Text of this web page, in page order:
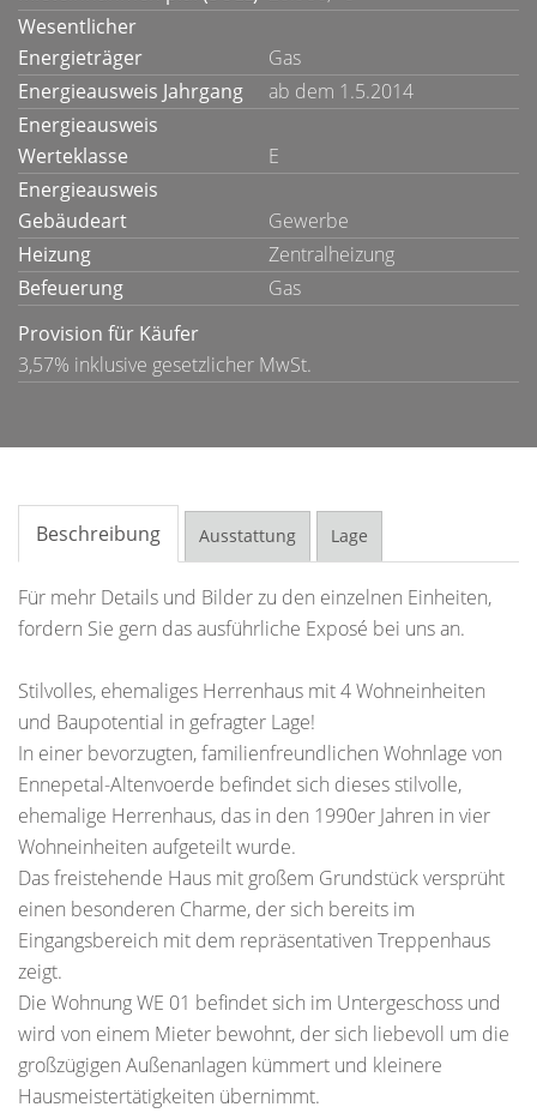
Wesentlicher
Energieträger
Gas
Energieausweis Jahrgang
ab dem 1.5.2014
Energieausweis
Werteklasse
E
Energieausweis
Gebäudeart
Gewerbe
Heizung
Zentralheizung
Befeuerung
Gas
Provision für Käufer
3,57% inklusive gesetzlicher MwSt.
Beschreibung Ausstattung Lage
Für mehr Details und Bilder zu den einzelnen Einheiten,
fordern Sie gern das ausführliche Exposé bei uns an.
Stilvolles, ehemaliges Herrenhaus mit 4 Wohneinheiten
und Baupotential in gefragter Lage!
In einer bevorzugten, familienfreundlichen Wohnlage von
Ennepetal-Altenvoerde befindet sich dieses stilvolle,
ehemalige Herrenhaus, das in den 1990er Jahren in vier
Wohneinheiten aufgeteilt wurde.
Das freistehende Haus mit großem Grundstück versprüht
einen besonderen Charme, der sich bereits im
Eingangsbereich mit dem repräsentativen Treppenhaus
zeigt.
Die Wohnung WE 01 befindet sich im Untergeschoss und
wird von einem Mieter bewohnt, der sich liebevoll um die
großzügigen Außenanlagen kümmert und kleinere
Hausmeistertätigkeiten übernimmt.